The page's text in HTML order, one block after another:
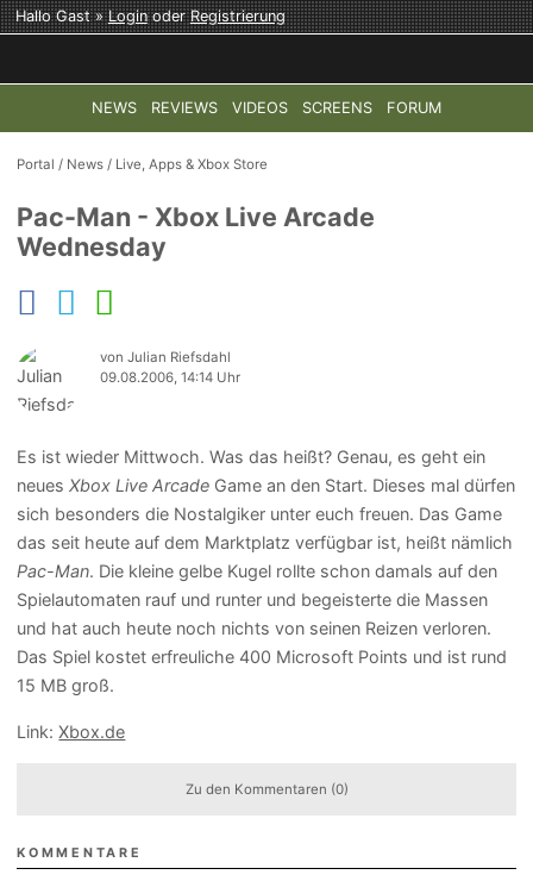
Hallo Gast »LoginoderRegistrierung
NEWS REVIEWS VIDEOS SCREENS FORUM
TOP-THEMEN: COD: MODERN WARFARE 4 HALO:
Portal / News / Live, Apps & Xbox Store
Pac-Man - Xbox Live Arcade
Wednesday
von Julian Riefsdahl
09.08.2006, 14:14 Uhr
Es ist wieder Mittwoch. Was das heißt? Genau, es geht ein
neues Xbox Live Arcade Game an den Start. Dieses mal dürfen
sich besonders die Nostalgiker unter euch freuen. Das Game
das seit heute auf dem Marktplatz verfügbar ist, heißt nämlich
Pac-Man. Die kleine gelbe Kugel rollte schon damals auf den
Spielautomaten rauf und runter und begeisterte die Massen
und hat auch heute noch nichts von seinen Reizen verloren.
Das Spiel kostet erfreuliche 400 Microsoft Points und ist rund
15 MB groß.
Link:Xbox.de
Zu den Kommentaren (0)
KOMMENTARE